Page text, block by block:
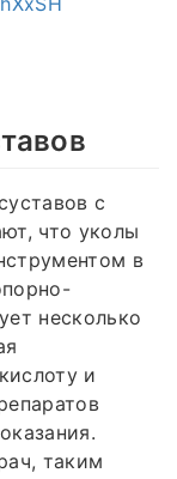
с
что уколы
в
несколько
и
таким